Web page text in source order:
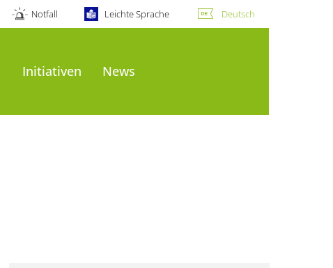
Notfall Leichte Sprache Deutsch
Initiativen News